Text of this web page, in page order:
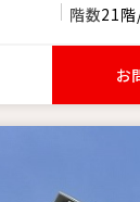
階数21階
お